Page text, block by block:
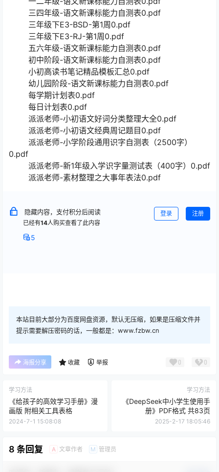
三四年级-语文新课标能力自测表0.pdf
三年级下E3-BSD-第1周0.pdf
三年级下E3-RJ-第1周0.pdf
五六年级-语文新课标能力自测表0.pdf
初中阶段-语文新课标能力自测表0.pdf
小初高读书笔记精品模板汇总0.pdf
幼儿园阶段-语文新课标能力自测表0.pdf
每学期计划表0.pdf
每日计划表0.pdf
派派老师-小初语文好词分类整理大全0.pdf
派派老师-小初语文经典周记题目0.pdf
派派老师-小学阶段通用识字自测表（2500字）
0.pdf
派派老师-新1年级入学识字量测试表（400字）0.pdf
派派老师-素材整理之大事年表法0.pdf
隐藏内容，支付积分后阅读
已经有14人购买查看了此内容
5
登录 注册
本站目前大部分为百度网盘资源，默认无压缩，如果是压缩文件并
提示需要解压密码的话，一般都是：www.fzbw.cn
海报分享 收藏 举报 0 0
学习方法
《给孩子的高效学习手册》漫
画版 附相关工具表格
2024-7-1 15:08:08
学习方法
《DeepSeek中小学生使用手
册》PDF格式 共83页
2025-2-17 18:05:46
8 条回复 A 文章作者 M 管理员